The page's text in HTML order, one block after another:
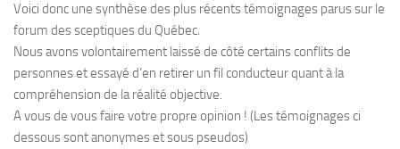
Voici donc une synthèse des plus récents témoignages parus sur le
forum des sceptiques du Québec.
Nous avons volontairement laissé de côté certains conflits de
personnes et essayé d’en retirer un fil conducteur quant à la
compréhension de la réalité objective.
A vous de vous faire votre propre opinion ! (Les témoignages ci
dessous sont anonymes et sous pseudos)